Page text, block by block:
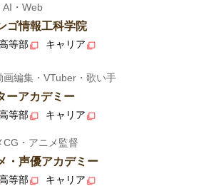
AI・Web
ゴ情報工科学院
等部 キャリア
編集・VTuber・歌い手
ーアカデミー
等部 キャリア
CG・アニメ監督
・声優アカデミー
等部 キャリア